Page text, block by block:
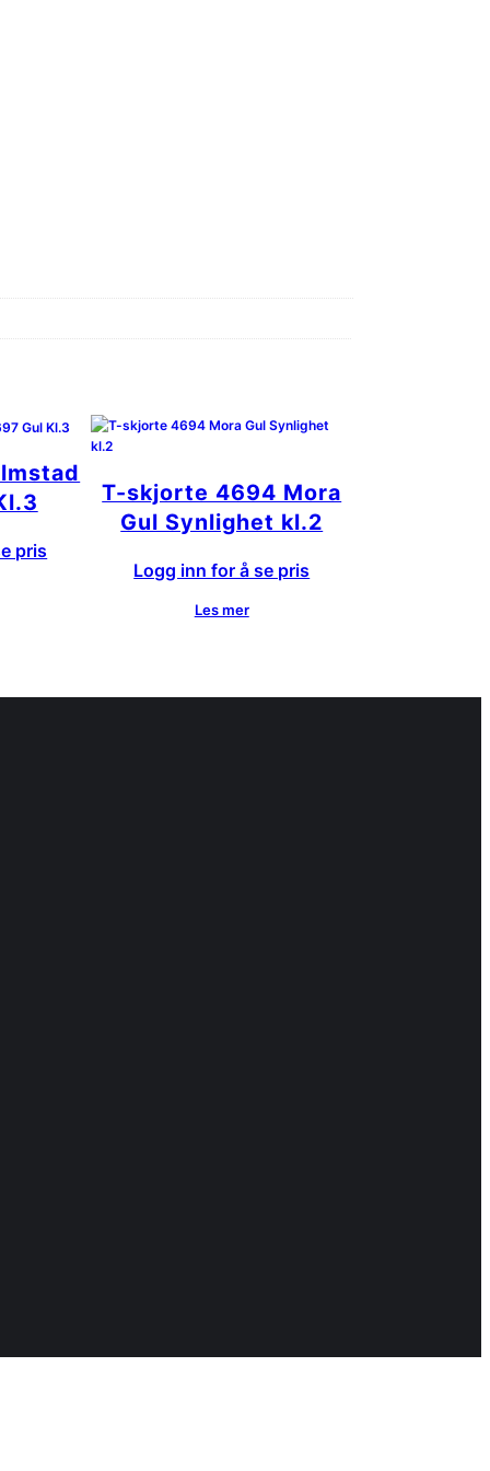
pris
T-skjorte 4694 Mora
Gul Synlighet kl.2
Logg inn for å se pris
Les mer